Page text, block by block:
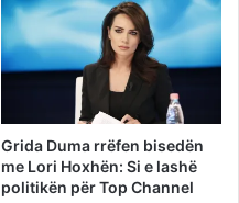
Grida Duma rrëfen bisedën
me Lori Hoxhën: Si e lashë
politikën për Top Channel